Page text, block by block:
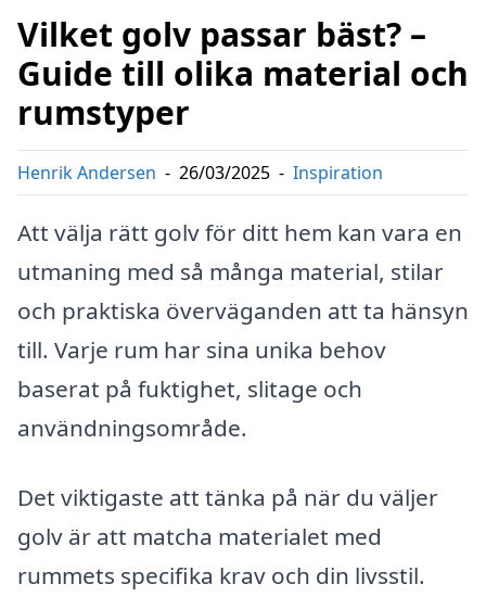
Vilket golv passar bäst? –
Guide till olika material och
rumstyper
Henrik Andersen - 26/03/2025 - Inspiration
Att välja rätt golv för ditt hem kan vara en
utmaning med så många material, stilar
och praktiska överväganden att ta hänsyn
till. Varje rum har sina unika behov
baserat på fuktighet, slitage och
användningsområde.
Det viktigaste att tänka på när du väljer
golv är att matcha materialet med
rummets specifika krav och din livsstil.